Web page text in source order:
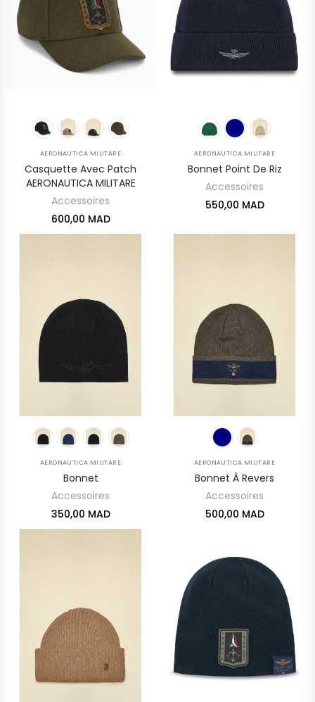
AERONAUTICA MILITARE
Casquette Avec Patch
AERONAUTICA MILITARE
Accessoires
600,00 MAD
AERONAUTICA MILITARE
Bonnet Point De Riz
Accessoires
550,00 MAD
AERONAUTICA MILITARE
Bonnet
Accessoires
350,00 MAD
AERONAUTICA MILITARE
Bonnet À Revers
Accessoires
500,00 MAD